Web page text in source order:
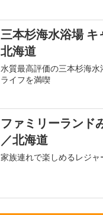
三本杉海水浴場 キ
北海道
水質最高評価の三本杉海
ライフを満喫
ファミリーランド
／北海道
家族連れで楽しめるレジャ